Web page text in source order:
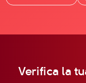
Verifica la